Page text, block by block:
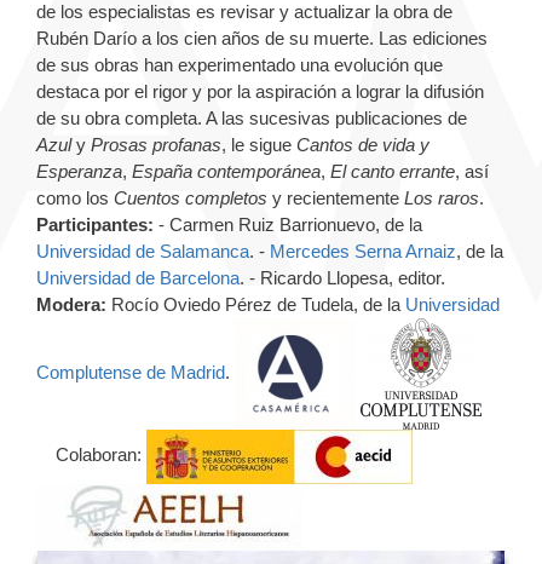
de los especialistas es revisar y actualizar la obra de
Rubén Darío a los cien años de su muerte. Las ediciones
de sus obras han experimentado una evolución que
destaca por el rigor y por la aspiración a lograr la difusión
de su obra completa. A las sucesivas publicaciones de
Azuly Prosas profanas, le sigue Cantos de vida y
Esperanza, España contemporánea, El canto errante, así
como los Cuentos completos y recientemente Los raros.
Participantes: - Carmen Ruiz Barrionuevo, de la
Universidad de Salamanca. - Mercedes Serna Arnaiz, de la
Universidad de Barcelona. - Ricardo Llopesa, editor.
Modera: Rocío Oviedo Pérez de Tudela, de la Universidad
Complutense de Madrid.
Colaboran: